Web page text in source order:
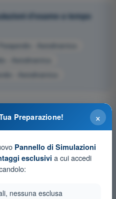
d'esame a tempo
- Aerodinamica
- Aerodinamica
- Aerodinamica
×
Preparazione!
Pannello di Simulazioni
esclusivi a cui accedi
nessuna esclusa